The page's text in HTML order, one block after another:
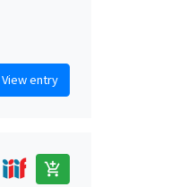
View entry
add_shopping_cart